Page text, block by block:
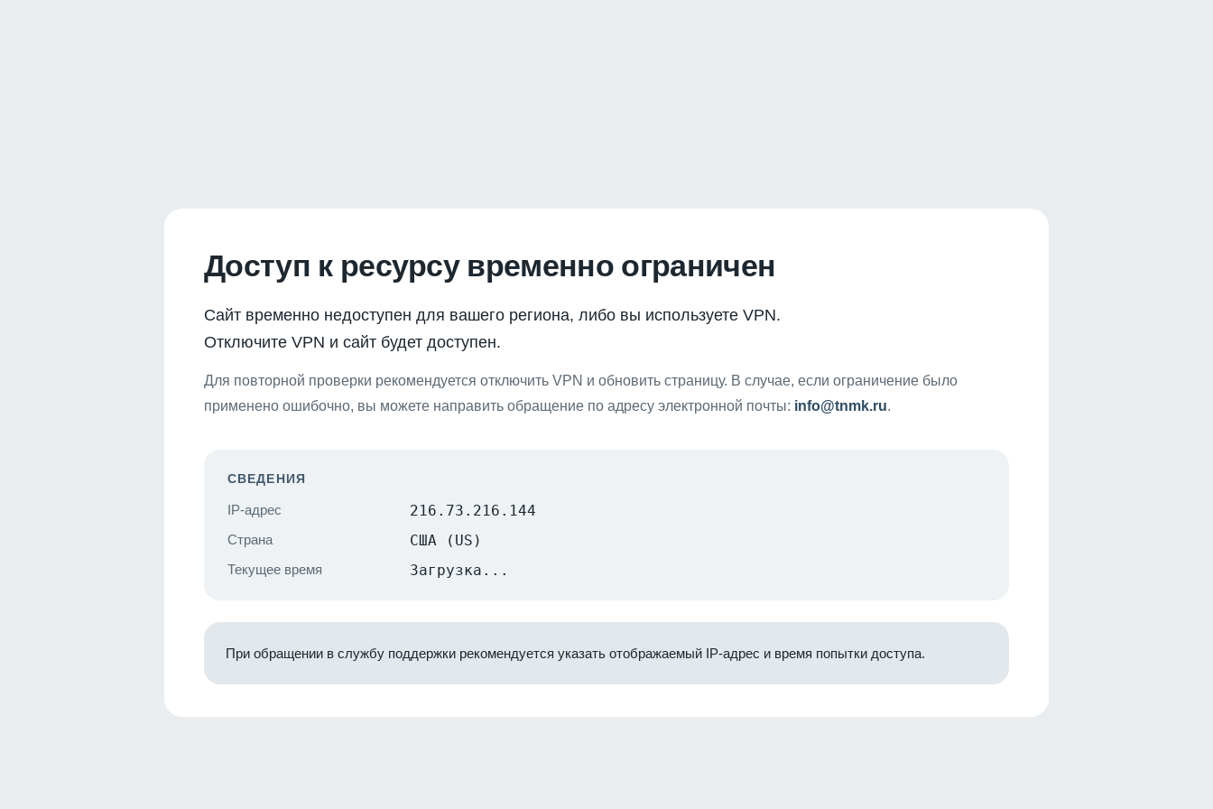
Доступ к ресурсу временно ограничен
Сайт временно недоступен для вашего региона, либо вы используете VPN.
Отключите VPN и сайт будет доступен.
Для повторной проверки рекомендуется отключить VPN и обновить страницу. В случае, если ограничение было
применено ошибочно, вы можете направить обращение по адресу электронной почты: info@tnmk.ru.
СВЕДЕНИЯ
IP-адрес 216.73.216.144
Страна США (US)
Текущее время Загрузка...
При обращении в службу поддержки рекомендуется указать отображаемый IP-адрес и время попытки доступа.